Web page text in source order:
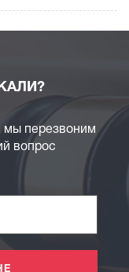
мы перезвоним
вопрос